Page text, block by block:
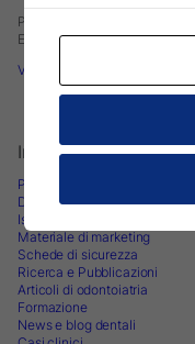
Phone: +46 708593481
E-mail:
Visit Parkell USA
Informazioni
Prodotti odontoiatrici
Downloads
Istruzioni per l’uso
Materiale di marketing
Schede di sicurezza
Ricerca e Pubblicazioni
Articoli di odontoiatria
Formazione
News e blog dentali